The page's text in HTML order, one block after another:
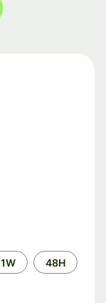
الفترة
الزمنية
48H
1W